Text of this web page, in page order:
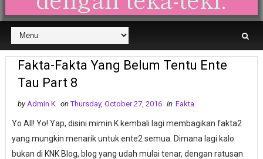
Fakta-Fakta Yang Belum Tentu Ente
Tau Part 8
by Admin K on Thursday, October 27, 2016 in Fakta
Yo All! Yo! Yap, disini mimin K kembali lagi membagikan fakta2
yang mungkin menarik untuk ente2 semua. Dimana lagi kalo
bukan di KNK Blog, blog yang udah mulai tenar, dengan ratusan